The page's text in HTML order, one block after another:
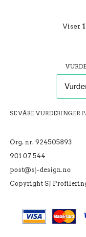
Viser 1
SE VÅRE VURDERINGER
Org. nr. 924505893
901 07 544
post@sj-design.no
Copyright SJ